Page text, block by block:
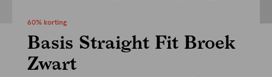
60% korting
Basis Straight Fit Broek
Zwart